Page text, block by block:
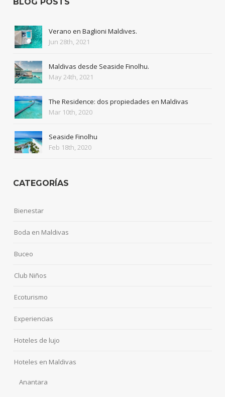
BLOG POSTS
Verano en Baglioni Maldives.
Jun 28th, 2021
Maldivas desde Seaside Finolhu.
May 24th, 2021
The Residence: dos propiedades en Maldivas
Mar 10th, 2020
Seaside Finolhu
Feb 18th, 2020
CATEGORÍAS
Bienestar
Boda en Maldivas
Buceo
Club Niños
Ecoturismo
Experiencias
Hoteles de lujo
Hoteles en Maldivas
Anantara